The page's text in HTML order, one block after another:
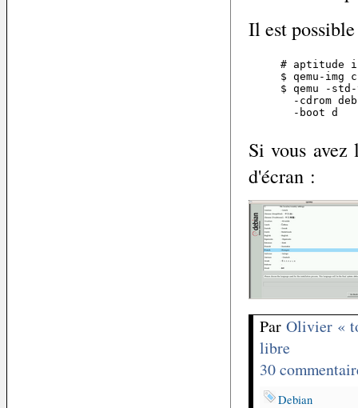
Il est
# aptitude
$ qemu-img
$ qemu -
-cdrom
  -boot d
Si vous
d'écran :
ParOlivier «
libre
30
Debian